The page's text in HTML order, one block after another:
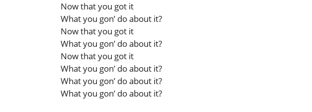
Now that you got it
What you gon’ do about it?
Now that you got it
What you gon’ do about it?
Now that you got it
What you gon’ do about it?
What you gon’ do about it?
What you gon’ do about it?